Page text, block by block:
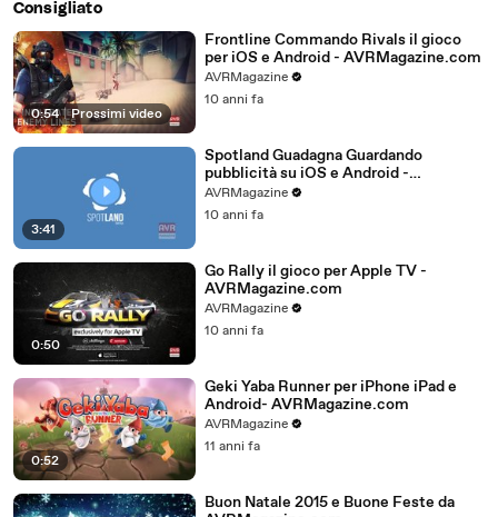
Consigliato
0:54 | Prossimi video
Frontline Commando Rivals il gioco
per iOS e Android - AVRMagazine.com
AVRMagazine
10 anni fa
3:41
Spotland Guadagna Guardando
pubblicità su iOS e Android -
AVRMagazine.com
AVRMagazine
10 anni fa
0:50
Go Rally il gioco per Apple TV -
AVRMagazine.com
AVRMagazine
10 anni fa
0:52
Geki Yaba Runner per iPhone iPad e
Android- AVRMagazine.com
AVRMagazine
11 anni fa
Buon Natale 2015 e Buone Feste da